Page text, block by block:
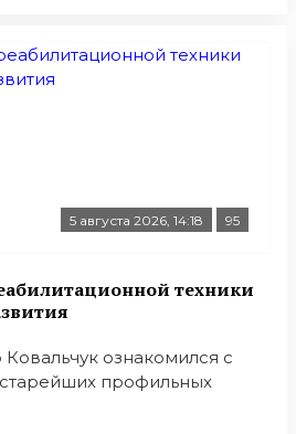
5 августа 2026, 14:18 95
техники
ознакомился с
профильных